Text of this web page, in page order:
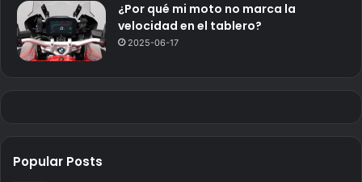
¿Por qué mi moto no marca la
velocidad en el tablero?
2025-06-17
Popular Posts